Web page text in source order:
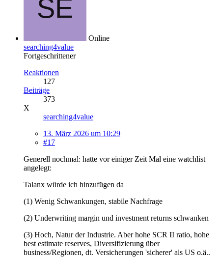
Online
searching4value
Fortgeschrittener
Reaktionen
127
Beiträge
373
X
searching4value
13. März 2026 um 10:29
#17
Generell nochmal: hatte vor einiger Zeit Mal eine watchlist
angelegt:
Talanx würde ich hinzufügen da
(1) Wenig Schwankungen, stabile Nachfrage
(2) Underwriting margin und investment returns schwanken
(3) Hoch, Natur der Industrie. Aber hohe SCR II ratio, hohe
best estimate reserves, Diversifizierung über
business/Regionen, dt. Versicherungen 'sicherer' als US o.ä..